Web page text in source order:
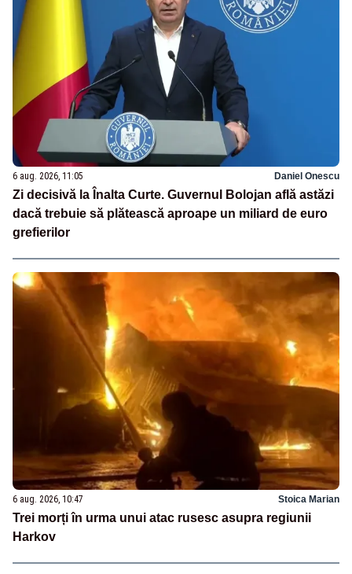
6 aug. 2026, 11:05 Daniel Onescu
Zi decisivă la Înalta Curte. Guvernul Bolojan află astăzi
dacă trebuie să plătească aproape un miliard de euro
grefierilor
6 aug. 2026, 10:47 Stoica Marian
Trei morți în urma unui atac rusesc asupra regiunii
Harkov